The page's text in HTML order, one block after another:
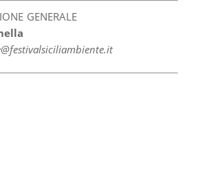
generale